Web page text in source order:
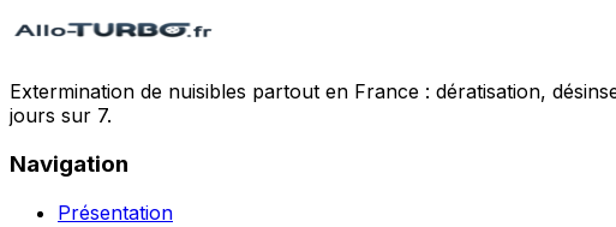
Extermination de nuisibles partout en France : dératisation,
jours sur 7.
Navigation
Présentation